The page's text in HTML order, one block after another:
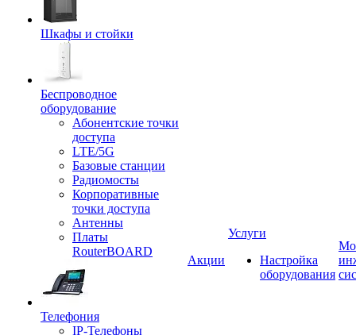
Шкафы и стойки
Беспроводное
оборудование
Абонентские точки
доступа
LTE/5G
Базовые станции
Радиомосты
Корпоративные
точки доступа
Антенны
Платы
RouterBOARD
Телефония
IP-Телефоны
Акции
Услуги
Настройка
оборудования